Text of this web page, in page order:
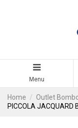
Menu
Home Outlet
PICCOLA JACQUARD